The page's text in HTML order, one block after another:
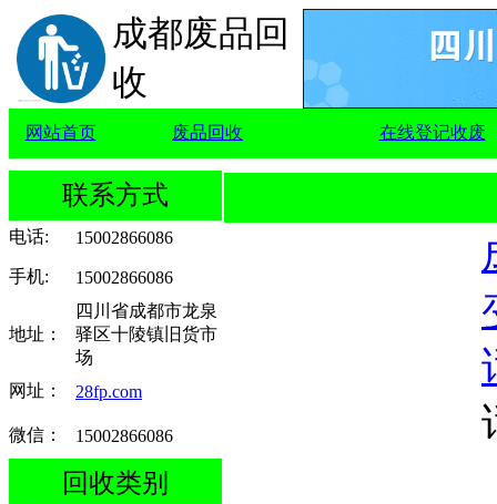
成都废品回
收
网站首页 废品回收 在线登记收废
联系方式
电话: 15002866086
手机: 15002866086
地址：
四川省成都市龙泉
驿区十陵镇旧货市
场
网址：
28fp.com
微信： 15002866086
回收类别